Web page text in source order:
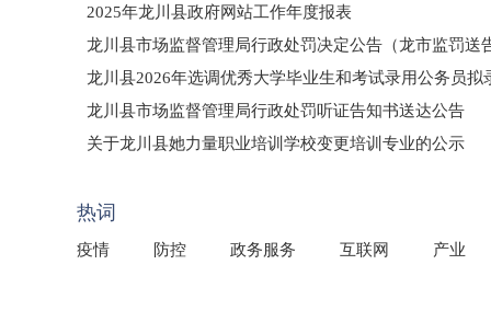
2025年龙川县政府网站工作年度报表
龙川县市场监督管理局行政处罚决定公告（龙市监罚送
龙川县2026年选调优秀大学毕业生和考试录用公务员拟
龙川县市场监督管理局行政处罚听证告知书送达公告
（龙市监罚送告〔2026〕71号）
关于龙川县她力量职业培训学校变更培训专业的公示
热词
疫情 防控 政务服务 互联网 产业